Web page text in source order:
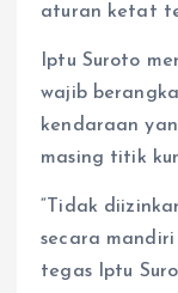
aturan ketat
Iptu Suroto
wajib
kendaraan
masing titik
“Tidak
secara
tegas Iptu